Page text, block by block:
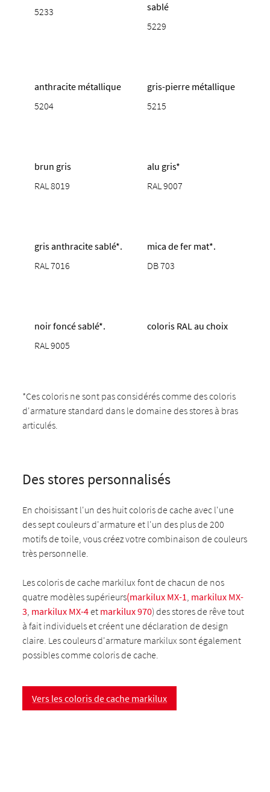
5233
sablé
5229
anthracite métallique
5204
gris-pierre métallique
5215
brun gris
RAL 8019
alu gris*
RAL 9007
gris anthracite sablé*.
RAL 7016
mica de fer mat*.
DB 703
noir foncé sablé*.
RAL 9005
coloris RAL au choix
*Ces coloris ne sont pas considérés comme des coloris
d'armature standard dans le domaine des stores à bras
articulés.
Des stores personnalisés
En choisissant l'un des huit coloris de cache avec l'une
des sept couleurs d'armature et l'un des plus de 200
motifs de toile, vous créez votre combinaison de couleurs
très personnelle.
Les coloris de cache markilux font de chacun de nos
quatre modèles supérieurs(markilux MX-1, markilux MX-
3, markilux MX-4et markilux 970) des stores de rêve tout
à fait individuels et créent une déclaration de design
claire. Les couleurs d'armature markilux sont également
possibles comme coloris de cache.
Vers les coloris de cache markilux